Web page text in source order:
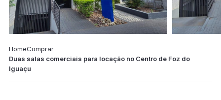
HomeComprar
Duas salas comerciais para locação no Centro de Foz do
Iguaçu